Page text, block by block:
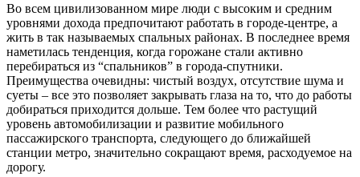
Во всем цивилизованном мире люди с высоким и средним
уровнями дохода предпочитают работать в городе-центре, а
жить в так называемых спальных районах. В последнее время
наметилась тенденция, когда горожане стали активно
перебираться из “спальников” в города-спутники.
Преимущества очевидны: чистый воздух, отсутствие шума и
суеты – все это позволяет закрывать глаза на то, что до работы
добираться приходится дольше. Тем более что растущий
уровень автомобилизации и развитие мобильного
пассажирского транспорта, следующего до ближайшей
станции метро, значительно сокращают время, расходуемое на
дорогу.